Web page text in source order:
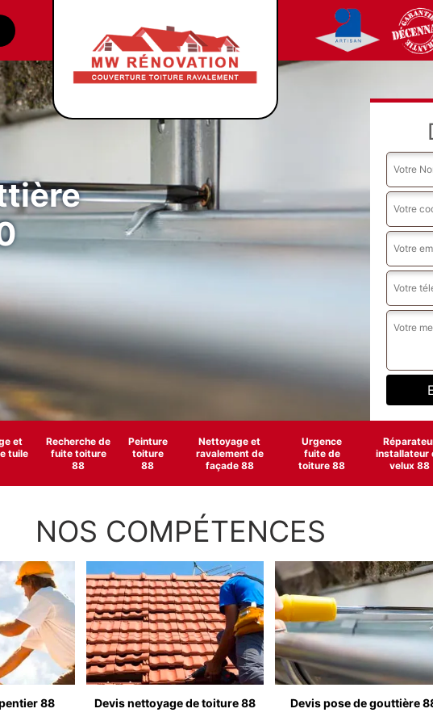
et
tuile
Recherche de
fuite toiture
88
Peinture
toiture
88
Nettoyage et
ravalement de
façade 88
Urgence
fuite de
toiture 88
installateur
velux 88
NOS COMPÉTENCES
88 Devis nettoyage de toiture 88 Devis pose de gouttière